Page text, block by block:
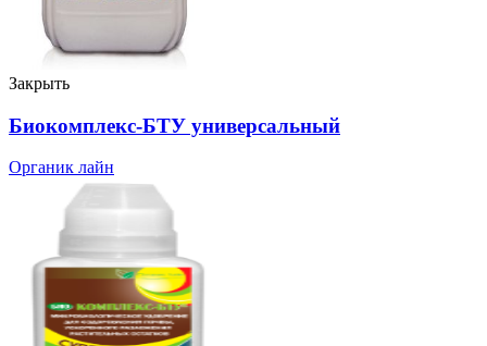
Закрыть
Биокомплекс-БТУ универсальный
Органик лайн